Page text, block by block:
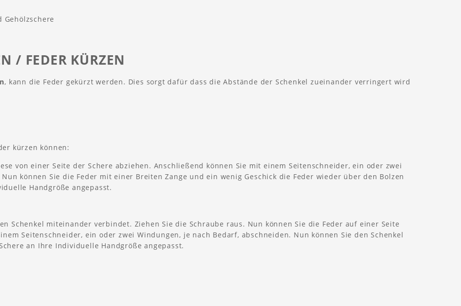
Gehölzschere
/ FEDER KÜRZEN
, kann die Feder gekürzt werden. Dies sorgt dafür dass die Abstände der Schenkel zueinander verringert wird
kürzen können:
von einer Seite der Schere abziehen. Anschließend können Sie mit einem Seitenschneider, ein oder zwei
können Sie die Feder mit einer Breiten Zange und ein wenig Geschick die Feder wieder über den Bolzen
Handgröße angepasst.
Schenkel miteinander verbindet. Ziehen Sie die Schraube raus. Nun können Sie die Feder auf einer Seite
Seitenschneider, ein oder zwei Windungen, je nach Bedarf, abschneiden. Nun können Sie den Schenkel
an Ihre Individuelle Handgröße angepasst.